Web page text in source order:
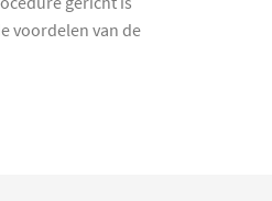
voordelen van de